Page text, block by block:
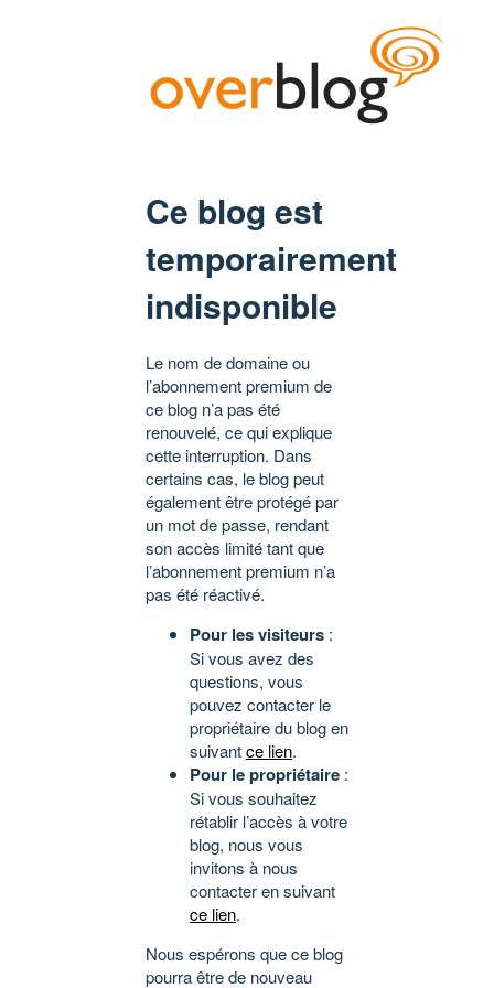
Ce blog est
temporairement
indisponible
Le nom de domaine ou
l’abonnement premium de
ce blog n’a pas été
renouvelé, ce qui explique
cette interruption. Dans
certains cas, le blog peut
également être protégé par
un mot de passe, rendant
son accès limité tant que
l’abonnement premium n’a
pas été réactivé.
Pour les visiteurs :
Si vous avez des
questions, vous
pouvez contacter le
propriétaire du blog en
suivantce lien.
Pour le propriétaire :
Si vous souhaitez
rétablir l’accès à votre
blog, nous vous
invitons à nous
contacter en suivant
ce lien.
Nous espérons que ce blog
pourra être de nouveau